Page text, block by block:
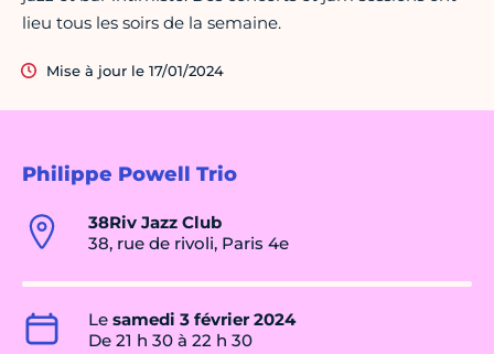
Philippe Powell Trio
38Riv Jazz Club
38, rue de rivoli, Paris 4e
Le samedi 3 février 2024
De 21 h 30 à 22 h 30
lieu tous les soirs de la semaine.
Mise à jour le 17/01/2024